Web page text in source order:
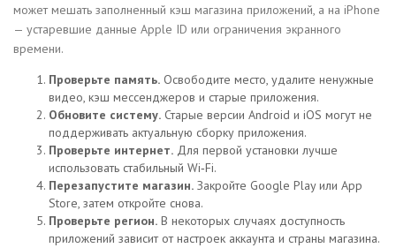
может мешать заполненный кэш магазина приложений, а на iPhone
— устаревшие данные Apple ID или ограничения экранного
времени.
Проверьте память. Освободите место, удалите ненужные
видео, кэш мессенджеров и старые приложения.
Обновите систему. Старые версии Android и iOS могут не
поддерживать актуальную сборку приложения.
Проверьте интернет. Для первой установки лучше
использовать стабильный Wi‑Fi.
Перезапустите магазин. Закройте Google Play или App
Store, затем откройте снова.
Проверьте регион. В некоторых случаях доступность
приложений зависит от настроек аккаунта и страны магазина.